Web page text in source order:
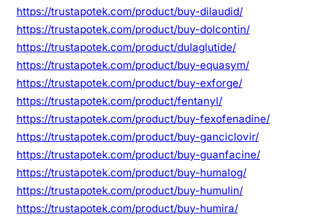
https://trustapotek.com/product/buy-dilaudid/
https://trustapotek.com/product/buy-dolcontin/
https://trustapotek.com/product/dulaglutide/
https://trustapotek.com/product/buy-equasym/
https://trustapotek.com/product/buy-exforge/
https://trustapotek.com/product/fentanyl/
https://trustapotek.com/product/buy-fexofenadine/
https://trustapotek.com/product/buy-ganciclovir/
https://trustapotek.com/product/buy-guanfacine/
https://trustapotek.com/product/buy-humalog/
https://trustapotek.com/product/buy-humulin/
https://trustapotek.com/product/buy-humira/